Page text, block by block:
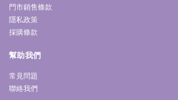
門市銷售條款
隱私政策
採購條款
幫助我們
常見問題
聯絡我們